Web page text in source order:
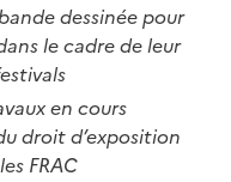
dessinée pour
le cadre de leur
en cours
droit d’exposition
FRAC